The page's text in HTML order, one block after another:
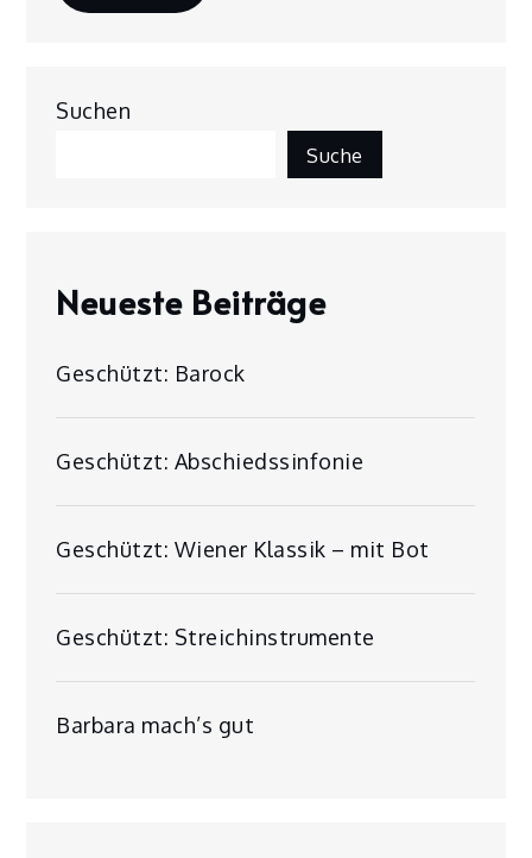
Suchen
Suche
Neueste Beiträge
Geschützt: Barock
Geschützt: Abschiedssinfonie
Geschützt: Wiener Klassik – mit Bot
Geschützt: Streichinstrumente
Barbara mach’s gut